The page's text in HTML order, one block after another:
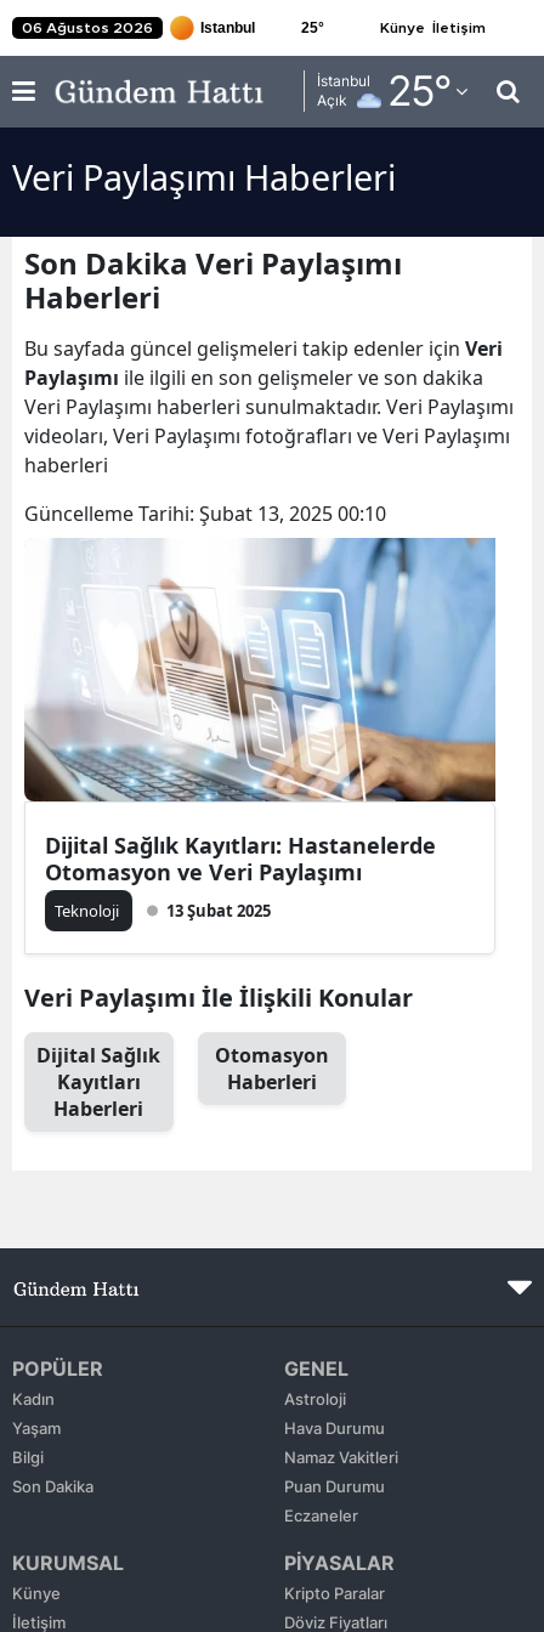
06 Ağustos 2026 25° Künye İletişim
İstanbul
Açık
25°
Adana
Adıyaman
Afyonkarahisar
Amasya
Antalya
Artvin
Balıkesir
Bilecik
Bingöl
Bitlis
Bolu
Burdur
Çanakkale
Gaziantep
Gümüşhane
Hakkari
Hatay
Isparta
Veri Paylaşımı Haberleri
Son Dakika Veri Paylaşımı
Haberleri
Bu sayfada güncel gelişmeleri takip edenler için Veri
Paylaşımı ile ilgili en son gelişmeler ve son dakika
Veri Paylaşımı haberleri sunulmaktadır. Veri Paylaşımı
videoları, Veri Paylaşımı fotoğrafları ve Veri Paylaşımı
haberleri
Güncelleme Tarihi: Şubat 13, 2025 00:10
Dijital Sağlık Kayıtları: Hastanelerde
Otomasyon ve Veri Paylaşımı
Teknoloji 13 Şubat 2025
Veri Paylaşımı İle İlişkili Konular
Dijital Sağlık
Kayıtları
Haberleri
Otomasyon
Haberleri
POPÜLER
Kadın
Yaşam
Bilgi
Son Dakika
GENEL
Astroloji
Hava Durumu
Namaz Vakitleri
Puan Durumu
Eczaneler
KURUMSAL
Künye
İletişim
PİYASALAR
Kripto Paralar
Döviz Fiyatları